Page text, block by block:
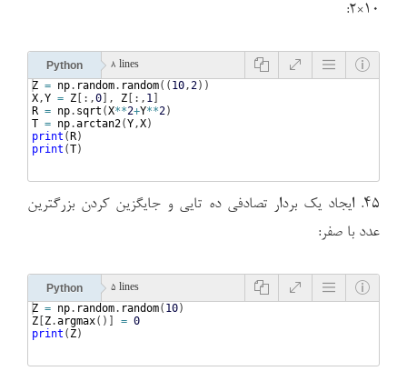
۱۰×۲:
Python 8 lines
Z = np. random. random(( 10,2))
X,Y = Z [ :,0] , Z [ :, 1]
R = np. sqrt (X**2+Y**2)
T = np.arctan2(Y,X)
print (R)
print (T)
۴۵. ایجاد یک بردار تصادفی ده تایی و جایگزین کردن بزرگترین
عدد با صفر:
Python 5 lines
Z = np. random. random( 10)
Z [Z.argmax( )] = 0
print ( Z)